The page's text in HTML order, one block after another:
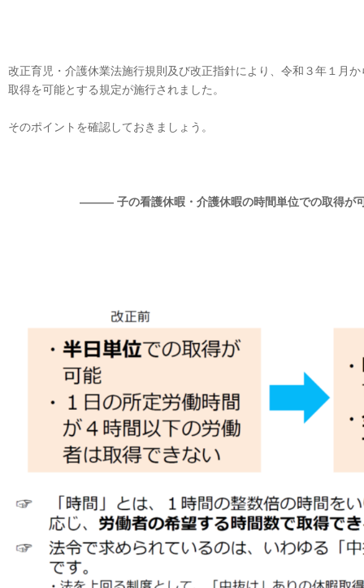
改正育児・介護休業法施行規則及び改正指針により、令和３年１月
取得を可能とする規定が施行されました。
そのポイントを確認しておきましょう。
――― 子の看護休暇・介護休暇の時間単位での取得